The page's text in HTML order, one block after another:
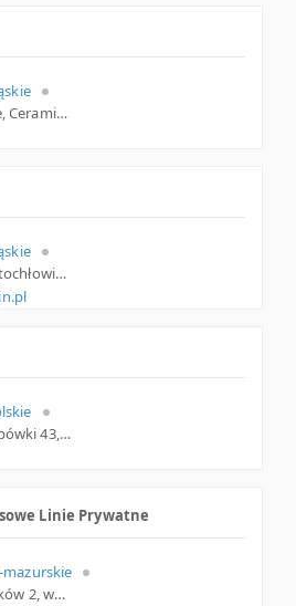
41-603 Świętochłowice, Ceramiczna 1, woj. Śląskie, pow. Świętochłowice, gm. Świętochłowice
ul. Ceramiczna 1, Świętochłowice
33-500 Zakopane, Krupówki 43, woj. Małopolskie, pow. Tatrzański, gm. Zakopane
Linie Prywatne
82-300 Elbląg, ul. Junaków 2, warmińsko-mazurskie